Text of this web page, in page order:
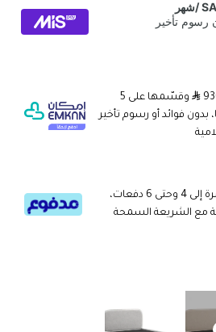
وقسّمها على 5
بدون فوائد أو رسوم تأخير
قسم دفعاتك بطريقة ميسرة إلى 4 وحتى 6 دفعات،
مع الشريعة السمحة